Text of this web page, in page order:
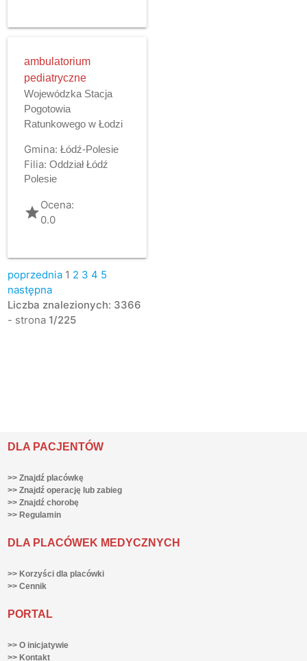
ambulatorium
pediatryczne
Wojewódzka Stacja
Pogotowia
Ratunkowego w Łodzi
Gmina: Łódź-Polesie
Filia: Oddział Łódź
Polesie
gradeOcena:
0.0
poprzednia 1 2 3 4 5
następna
Liczba znalezionych: 3366
- strona 1/225
DLA PACJENTÓW
>> Znajdź placówkę
>> Znajdź operację lub zabieg
>> Znajdź chorobę
>> Regulamin
DLA PLACÓWEK MEDYCZNYCH
>> Korzyści dla placówki
>> Cennik
PORTAL
>> O inicjatywie
>> Kontakt